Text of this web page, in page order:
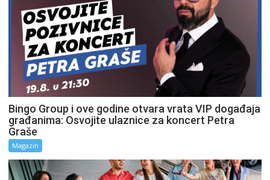
Bingo Group i ove godine otvara vrata VIP događaja
građanima: Osvojite ulaznice za koncert Petra
Graše
Magazin